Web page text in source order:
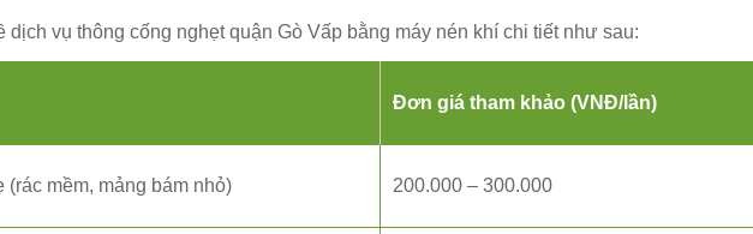
vụ thông cống nghẹt quận Gò Vấp bằng máy nén khí chi tiết như sau:
Đơn giá tham khảo (VNĐ/lần)
(rác mềm, mảng bám nhỏ) 200.000 – 300.000